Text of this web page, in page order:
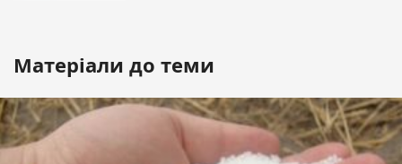
Матеріали до теми